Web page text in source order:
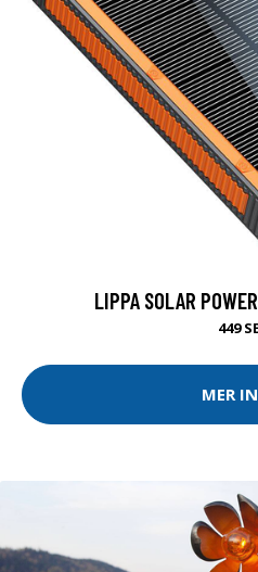
LIPPA SOLAR
449
MER